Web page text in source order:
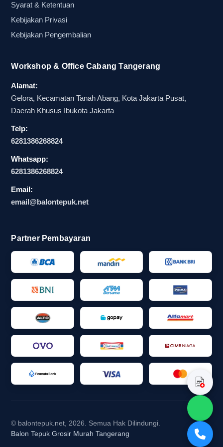
Setiap acara punya kebutuhan visual yang
ada yang mengejar pembelian cepat, dan ada
Karena itu, memilih jenis balon tepuk yang tepat
akan sangat berpengaruh pada hasil akhir acara
dan efisiensi anggaran.
memahami perbedaan tiap opsi. Dari balon tepuk
sablon hingga balon tepuk partai, semuanya
punya fungsi yang bisa disesuaikan dengan
target acara, jumlah peserta, dan kebutuhan
Balon tepuk sablon logo untuk
tampilan seragam dan identitas acara
Balon tepuk sablon logo cocok untuk Anda yang
ingin acara terlihat rapi dan punya identitas visual
yang kuat. Produk ini sering dipakai pada
pertandingan sekolah, event supporter, dan acara
komunitas karena logo atau tulisan pada
permukaan balon membantu membangun kesan
seragam.
Untuk kebutuhan merchandise promosi dan
mendukung suasana sorak, produk ini juga
memperkuat pesan acara. Jika Anda mencari
Syarat & Ketentuan
Kebijakan Privasi
Kebijakan Pengembalian
Workshop & Office Cabang Tangerang
Alamat:
Gelora, Kecamatan Tanah Abang, Kota Jakarta Pusat,
Daerah Khusus Ibukota Jakarta
Telp:
6281386268824
Whatsapp:
6281386268824
Email:
email@balontepuk.net
Partner Pembayaran
© balontepuk.net, 2026. Semua Hak Dilindungi.
Balon Tepuk Grosir Murah Tangerang